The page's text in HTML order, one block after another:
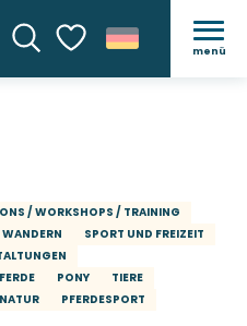
SucheVoir les favoris
menü
/ WORKSHOPS / TRAINING
WANDERN
SPORT UND FREIZEIT
PONY
TIERE
NATUR PFERDESPORT